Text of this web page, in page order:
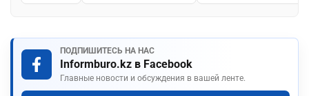
ПОДПИШИТЕСЬ НА НАС
Informburo.kz в Facebook
Главные новости и обсуждения в вашей ленте.